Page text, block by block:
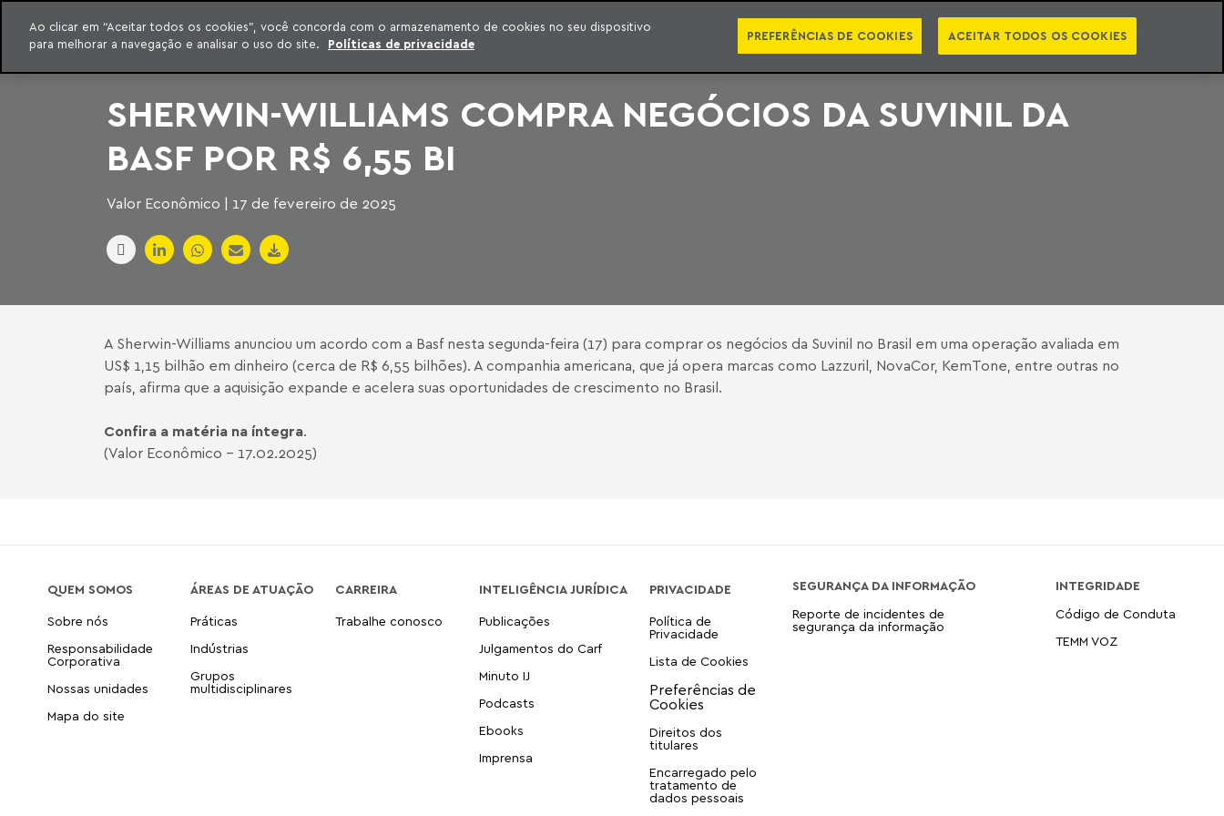
para o conteúdo
Machado Meyer
INTELIGÊNCIA JURÍDICA
CONTEÚDO EXCLUSIVO MACHADO MEYER ADVOGADOS
SÉRIES PUBLICAÇÕES EBOOKS PODCASTS NEWSLETTER VIDEOCASTS PT EN CATEGORIAS
SHERWIN-WILLIAMS COMPRA NEGÓCIOS DA SUVINIL DA
BASF POR R$ 6,55 BI
Valor Econômico | 17 de fevereiro de 2025
A Sherwin-Williams anunciou um acordo com a Basf nesta segunda-feira (17) para comprar os negócios da Suvinil no Brasil em uma operação avaliada em
US$ 1,15 bilhão em dinheiro (cerca de R$ 6,55 bilhões). A companhia americana, que já opera marcas como Lazzuril, NovaCor, KemTone, entre outras no
país, afirma que a aquisição expande e acelera suas oportunidades de crescimento no Brasil.
Confira a matéria na íntegra.
(Valor Econômico - 17.02.2025)
QUEM SOMOS
Sobre nós
Responsabilidade
Corporativa
Nossas unidades
Mapa do site
ÁREAS DE ATUAÇÃO
Práticas
Indústrias
Grupos
multidisciplinares
CARREIRA
Trabalhe conosco
INTELIGÊNCIA JURÍDICA
Publicações
Julgamentos do Carf
Minuto IJ
Podcasts
Ebooks
Imprensa
PRIVACIDADE
Política de
Privacidade
Lista de Cookies
Direitos dos
titulares
Encarregado pelo
tratamento de
dados pessoais
SEGURANÇA DA INFORMAÇÃO
Reporte de incidentes de
segurança da informação
INTEGRIDADE
Código de Conduta
TEMM VOZ
Ao clicar em “Aceitar todos os cookies”, você concorda com o armazenamento de cookies no seu dispositivo
para melhorar a navegação e analisar o uso do site.
Políticas de privacidade
PREFERÊNCIAS DE COOKIES ACEITAR TODOS OS COOKIES